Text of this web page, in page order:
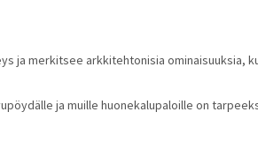
ja merkitsee arkkitehtonisia
ja muille huonekalupaloille on